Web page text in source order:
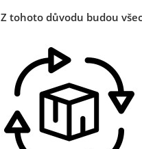
Z tohoto důvodu budou